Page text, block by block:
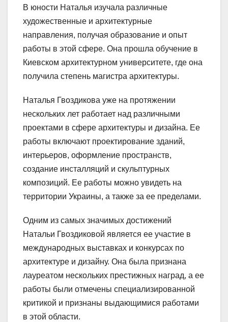
В юности Наталья изучала различные
художественные и архитектурные
направления, получая образование и опыт
работы в этой сфере. Она прошла обучение в
Киевском архитектурном университете, где она
получила степень магистра архитектуры.
Наталья Гвоздикова уже на протяжении
нескольких лет работает над различными
проектами в сфере архитектуры и дизайна. Ее
работы включают проектирование зданий,
интерьеров, оформление пространств,
создание инсталляций и скульптурных
композиций. Ее работы можно увидеть на
территории Украины, а также за ее пределами.
Одним из самых значимых достижений
Натальи Гвоздиковой является ее участие в
международных выставках и конкурсах по
архитектуре и дизайну. Она была признана
лауреатом нескольких престижных наград, а ее
работы были отмечены специализированной
критикой и признаны выдающимися работами
в этой области.